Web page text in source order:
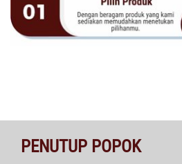
PENUTUP POPOK